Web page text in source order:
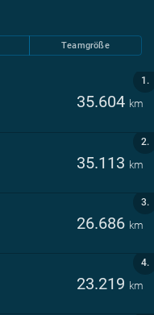
Teamgröße
1.
35.604 km
2.
35.113 km
3.
26.686 km
4.
23.219 km